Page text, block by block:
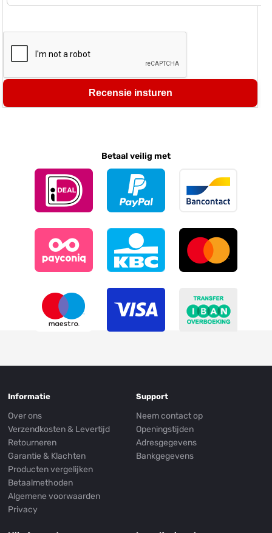
Recensie insturen
Betaal veilig met
Informatie
Over ons
Verzendkosten & Levertijd
Retourneren
Garantie & Klachten
Producten vergelijken
Betaalmethoden
Algemene voorwaarden
Privacy
Support
Neem contact op
Openingstijden
Adresgegevens
Bankgegevens